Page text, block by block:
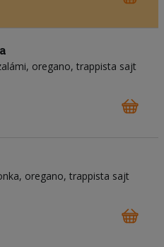
oregano trappista sajt
oregano trappista sajt